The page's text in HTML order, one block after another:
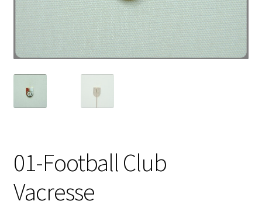
01-Football Club
Vacresse